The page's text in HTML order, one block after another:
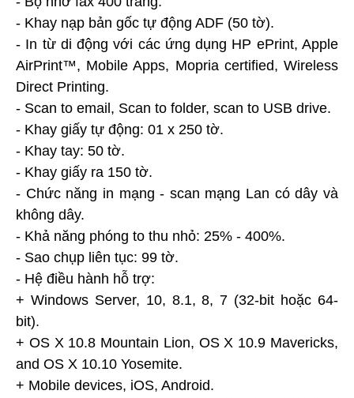
- Khay nạp bản gốc tự động ADF (50 tờ).
- In từ di động với các ứng dụng HP ePrint, Apple
AirPrint™, Mobile Apps, Mopria certified, Wireless
Direct Printing.
- Scan to email, Scan to folder, scan to USB drive.
- Khay giấy tự động: 01 x 250 tờ.
- Khay tay: 50 tờ.
- Khay giấy ra 150 tờ.
- Chức năng in mạng - scan mạng Lan có dây và
không dây.
- Khả năng phóng to thu nhỏ: 25% - 400%.
- Sao chụp liên tục: 99 tờ.
- Hệ điều hành hỗ trợ:
+ Windows Server, 10, 8.1, 8, 7 (32-bit hoặc 64-
bit).
+ OS X 10.8 Mountain Lion, OS X 10.9 Mavericks,
and OS X 10.10 Yosemite.
+ Mobile devices, iOS, Android.